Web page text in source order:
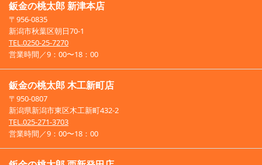
鈑金の桃太郎 新津本店
〒956-0835
新潟市秋葉区朝日70-1
TEL.0250-25-7270
営業時間／9：00〜18：00
鈑金の桃太郎 木工新町店
〒950-0807
新潟県新潟市東区木工新町432-2
TEL.025-271-3703
営業時間／9：00〜18：00